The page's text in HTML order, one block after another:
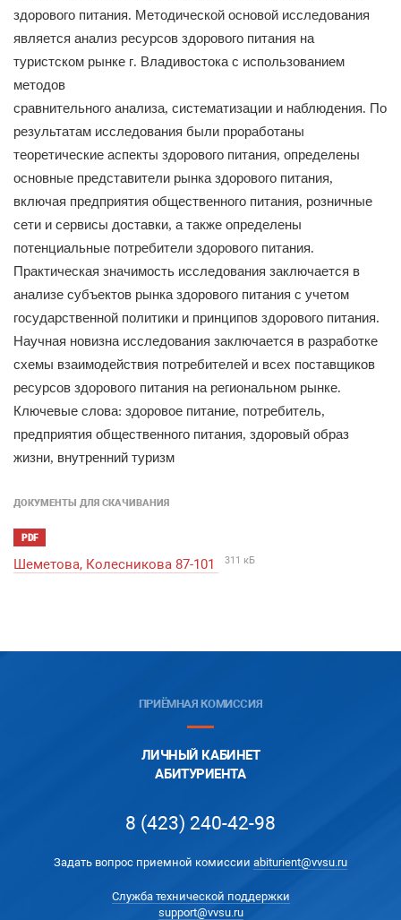
здорового питания. Методической основой исследования
является анализ ресурсов здорового питания на
туристском рынке г. Владивостока с использованием
методов
сравнительного анализа, систематизации и наблюдения. По
результатам исследования были проработаны
теоретические аспекты здорового питания, определены
основные представители рынка здорового питания,
включая предприятия общественного питания, розничные
сети и сервисы доставки, а также определены
потенциальные потребители здорового питания.
Практическая значимость исследования заключается в
анализе субъектов рынка здорового питания с учетом
государственной политики и принципов здорового питания.
Научная новизна исследования заключается в разработке
схемы взаимодействия потребителей и всех поставщиков
ресурсов здорового питания на региональном рынке.
Ключевые слова: здоровое питание, потребитель,
предприятия общественного питания, здоровый образ
жизни, внутренний туризм
ДОКУМЕНТЫ ДЛЯ СКАЧИВАНИЯ
PDF
Шеметова, Колесникова 87-101 311 кБ
ПРИЁМНАЯ КОМИССИЯ
ЛИЧНЫЙ КАБИНЕТ
АБИТУРИЕНТА
8 (423) 240-42-98
Задать вопрос приемной комиссии abiturient@vvsu.ru
Служба технической поддержки
support@vvsu.ru